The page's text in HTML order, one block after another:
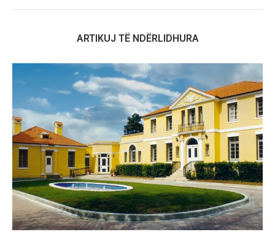
ARTIKUJ TË NDËRLIDHURA